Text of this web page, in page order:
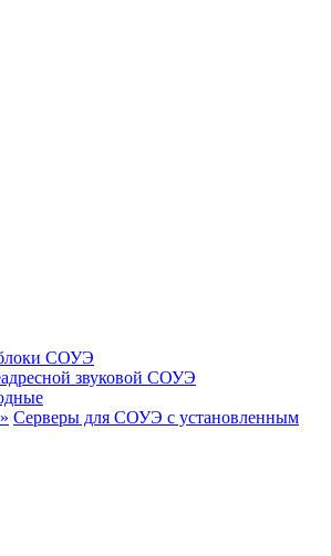
СОУЭ
звуковой СОУЭ
Серверы для СОУЭ с установленным